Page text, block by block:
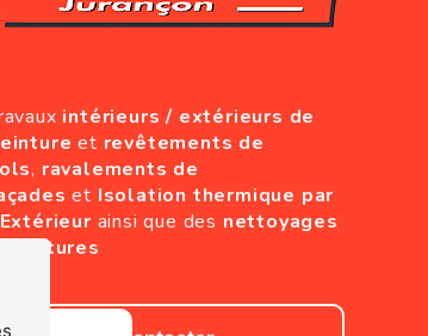
intérieurs / extérieurs de
et revêtements de
, ravalements de
et Isolation thermique par
ainsi que des nettoyages
de toitures